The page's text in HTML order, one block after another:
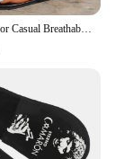
Women's Outdoor Casual Breathable Sandals, Fashionable Hollow Summer Flat Sports Sandals